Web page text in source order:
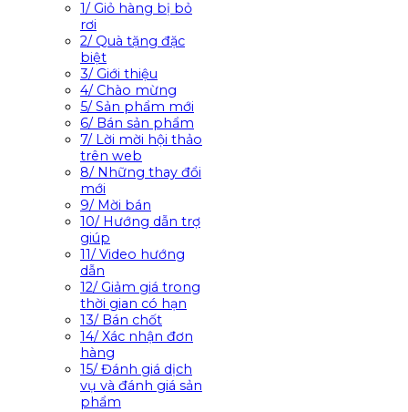
1/ Giỏ hàng bị bỏ
rơi
2/ Quà tặng đặc
biệt
3/ Giới thiệu
4/ Chào mừng
5/ Sản phẩm mới
6/ Bán sản phẩm
7/ Lời mời hội thảo
trên web
8/ Những thay đổi
mới
9/ Mời bán
10/ Hướng dẫn trợ
giúp
11/ Video hướng
dẫn
12/ Giảm giá trong
thời gian có hạn
13/ Bán chốt
14/ Xác nhận đơn
hàng
15/ Đánh giá dịch
vụ và đánh giá sản
phẩm